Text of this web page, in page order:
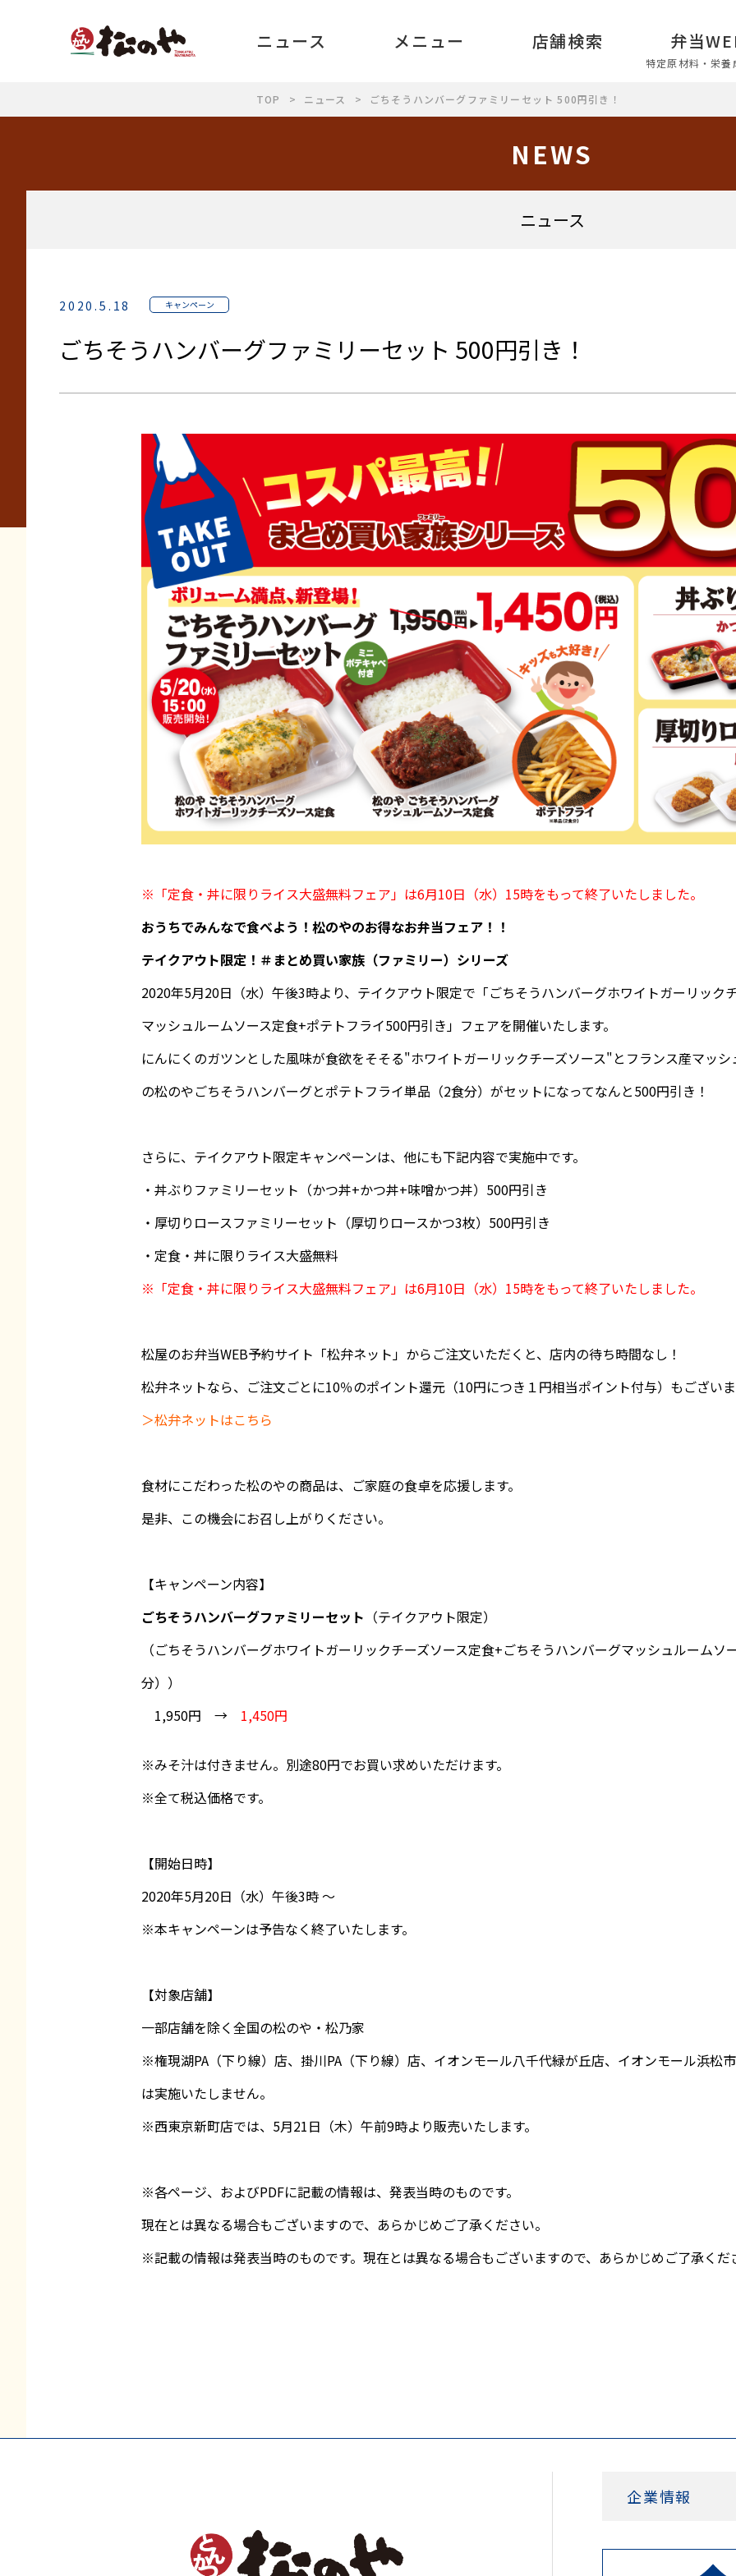
特定原材料・栄養
ニュース メニュー 店舗検索 弁当
TOP ニュース ごちそうハンバーグファミリーセット 500円引き！
NEWS
ニュース
2020.5.18 キャンペーン
ごちそうハンバーグファミリーセット 500円引き！
※「定食・丼に限りライス大盛無料フェア」は6月10日（水）15時をもって終了いたしました。
おうちでみんなで食べよう！松のやのお得なお弁当フェア！！
テイクアウト限定！＃まとめ買い家族（ファミリー）シリーズ
2020年5月20日（水）午後3時より、テイクアウト限定で「ごちそうハンバーグホワイトガーリック
マッシュルームソース定食+ポテトフライ500円引き」フェアを開催いたします。
にんにくのガツンとした風味が食欲をそそる"ホワイトガーリックチーズソース"とフランス産マッ
の松のやごちそうハンバーグとポテトフライ単品（2食分）がセットになってなんと500円引き！
さらに、テイクアウト限定キャンペーンは、他にも下記内容で実施中です。
・丼ぶりファミリーセット（かつ丼+かつ丼+味噌かつ丼）500円引き
・厚切りロースファミリーセット（厚切りロースかつ3枚）500円引き
・定食・丼に限りライス大盛無料
※「定食・丼に限りライス大盛無料フェア」は6月10日（水）15時をもって終了いたしました。
松屋のお弁当WEB予約サイト「松弁ネット」からご注文いただくと、店内の待ち時間なし！
松弁ネットなら、ご注文ごとに10％のポイント還元（10円につき１円相当ポイント付与）もござい
＞松弁ネットはこちら
食材にこだわった松のやの商品は、ご家庭の食卓を応援します。
是非、この機会にお召し上がりください。
【キャンペーン内容】
ごちそうハンバーグファミリーセット （テイクアウト限定）
（ごちそうハンバーグホワイトガーリックチーズソース定食+ごちそうハンバーグマッシュルーム
分））
1,950円 → 1,450円
※みそ汁は付きません。別途80円でお買い求めいただけます。
※全て税込価格です。
【開始日時】
2020年5月20日（水）午後3時 〜
※本キャンペーンは予告なく終了いたします。
【対象店舗】
一部店舗を除く全国の松のや・松乃家
※権現湖PA（下り線）店、掛川PA（下り線）店、イオンモール八千代緑が丘店、イオンモール浜松
は実施いたしません。
※西東京新町店では、5月21日（木）午前9時より販売いたします。
※各ページ、およびPDFに記載の情報は、発表当時のものです。
現在とは異なる場合もございますので、あらかじめご了承ください。
※記載の情報は発表当時のものです。現在とは異なる場合もございますので、あらかじめご了承くだ
企業情報